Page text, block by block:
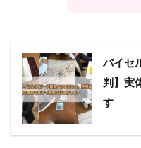
バイセ
判】実
す